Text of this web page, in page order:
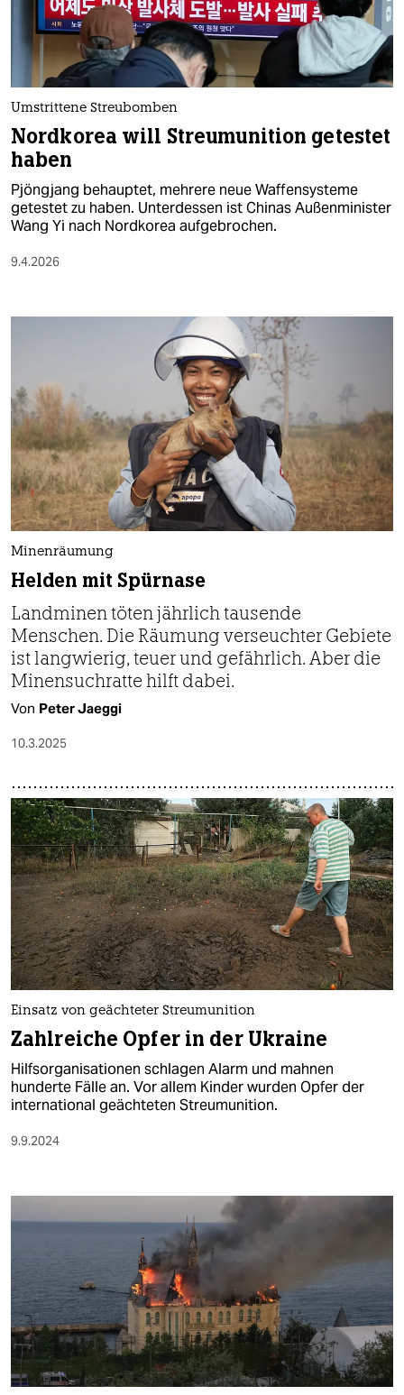
nord
wahrheit
verlag
verlag
veranstaltungen
shop
fragen & hilfe
epaper login
Umstrittene Streubomben
Nordkorea will Streumunition getestet
haben
Pjöngjang behauptet, mehrere neue Waffensysteme
getestet zu haben. Unterdessen ist Chinas Außenminister
Wang Yi nach Nordkorea aufgebrochen.
9.4.2026
Minenräumung
Helden mit Spürnase
Landminen töten jährlich tausende
Menschen. Die Räumung verseuchter Gebiete
ist langwierig, teuer und gefährlich. Aber die
Minensuchratte hilft dabei.
Von Peter Jaeggi
10.3.2025
Einsatz von geächteter Streumunition
Zahlreiche Opfer in der Ukraine
Hilfsorganisationen schlagen Alarm und mahnen
hunderte Fälle an. Vor allem Kinder wurden Opfer der
international geächteten Streumunition.
9.9.2024